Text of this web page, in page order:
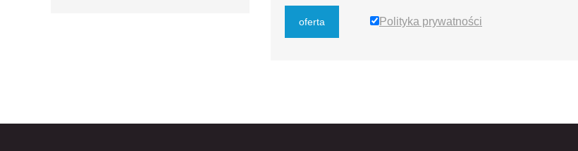
oferta Polityka prywatności